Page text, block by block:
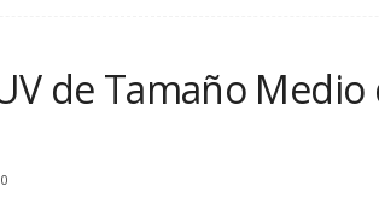
de Tamaño Medio
0